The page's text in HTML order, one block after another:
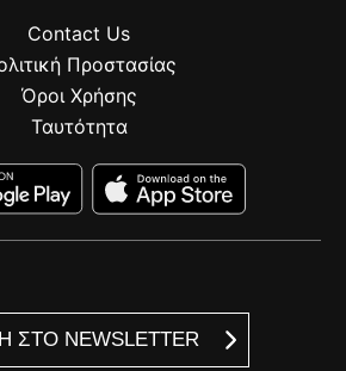
ΣΤΟ NEWSLETTER
Contact Us
Προστασίας
Όροι Χρήσης
Ταυτότητα